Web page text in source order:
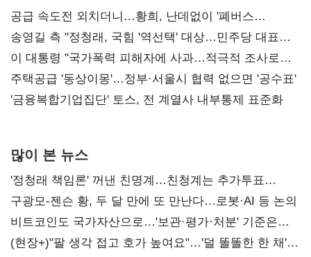
공급 속도전 외치더니…황희, 난데없이 '폐버스
리모델링' 제안
송영길 측 "정청래, 국힘 '역선택' 대상…민주당 대표로
총선 지휘 못해"
이 대통령 "국가폭력 피해자에 사과…적극적 조사로
진실 밝혀야"
주택공급 '동상이몽'…정부·서울시 협력 없으면 '공수표'
'금융복합기업집단' 토스, 전 계열사 내부통제 표준화
많이 본 뉴스
'정청래 책임론' 꺼낸 친명계…친청계는 추가투표
때리기
구광모-젠슨 황, 두 달 만에 또 만난다…로봇·AI 등 논의
비트코인도 국가자산으로…'보관·평가·처분' 기준은
숙제
(현장+)"팔 생각 접고 호가 높여요"…'덜 똘똘한 한 채'